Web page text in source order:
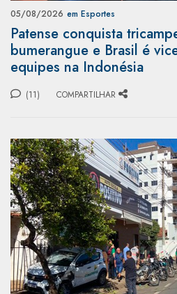
05/08/2026 em Esportes
Patense conquista
bumerangue e Brasil é
equipes na Indonésia
(11) COMPARTILHAR